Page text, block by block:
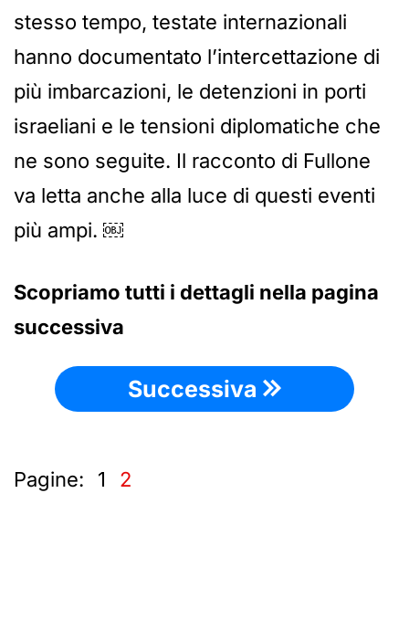
stesso tempo, testate internazionali
hanno documentato l’intercettazione di
più imbarcazioni, le detenzioni in porti
israeliani e le tensioni diplomatiche che
ne sono seguite. Il racconto di Fullone
va letta anche alla luce di questi eventi
più ampi. ￼
Scopriamo tutti i dettagli nella pagina
successiva
Successiva
Pagine: 1 2